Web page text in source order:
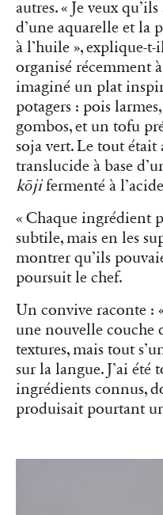
autres. « Je veux
d’une aquarelle et la
à l’huile », explique-
organisé récemment
imaginé un plat
potagers : pois
gombos, et un tofu
soja vert. Le tout était
translucide à base
kōjifermenté à
« Chaque ingrédient
subtile, mais en les
montrer qu’ils
poursuit le chef.
Un convive raconte :
une nouvelle couche
textures, mais tout
sur la langue. J’ai été
ingrédients connus,
produisait pourtant